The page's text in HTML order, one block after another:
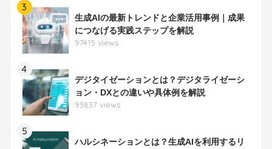
3
生成AIの最新トレンドと企業活用事例｜成果
につなげる実践ステップを解説
97415 views
4
デジタイゼーションとは？デジタライゼーシ
ョン・DXとの違いや具体例を解説
93837 views
5
ハルシネーションとは？生成AIを利用するリ